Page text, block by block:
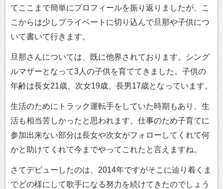
てここまで簡単にプロフィールを振り返りましたが、こ
こからは少しプライベートに切り込んで旦那や子供につ
いて書いて行きます。
旦那さんについては、既に他界されております。シング
ルマザーとなって3人の子供を育ててきました。子供の
年齢は長女21歳、次女19歳、長男17歳となっています。
生活のためにトラック運転手をしていた時期もあり、生
活も相当苦しかったと思われます。仕事のため子育てに
参加出来ない部分は長女や次女がフォローしてくれて何
かと助けてくれて今までやってこれたと言えますね。
さてデビューしたのは、2014年ですがそこに辿り着くま
でどの様にして歌手になる努力を続けてきたのでしょう